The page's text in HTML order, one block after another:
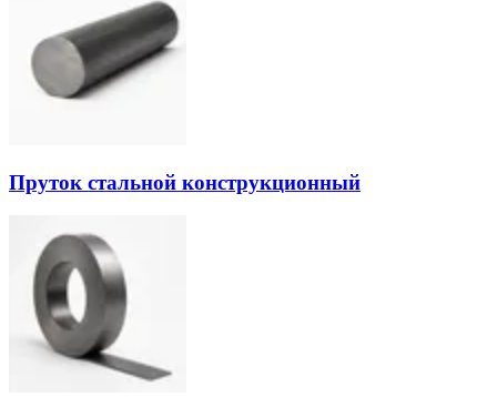
Пруток стальной конструкционный